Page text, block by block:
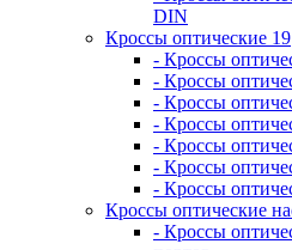
DIN
Кроссы оптические 19
- Кроссы
- Кроссы
- Кроссы
- Кроссы
- Кроссы
- Кроссы
- Кроссы
Кроссы оптические
- Кроссы